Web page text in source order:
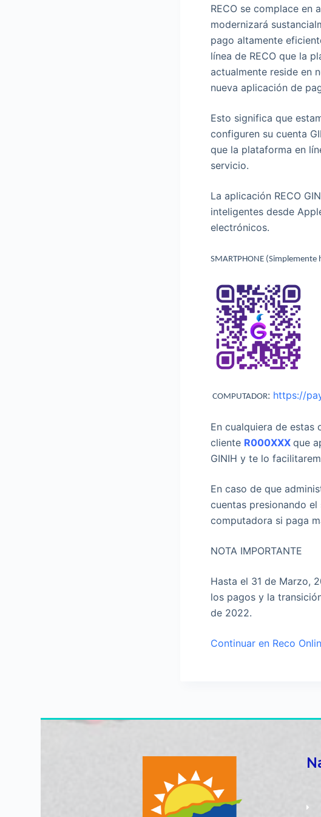
RECO se complace en
modernizará
pago altamente
línea de RECO que la
actualmente reside en
nueva aplicación de
Esto significa que
configuren su cuenta
que la plataforma en
servicio.
La aplicación RECO
inteligentes desde
electrónicos.
SMARTPHONE (Simplemente
COMPUTADOR: https://
En cualquiera de
cliente R000XXX que
GINIH y te lo
En caso de que
cuentas presionando
computadora si paga
NOTA IMPORTANTE
Hasta el 31 de Marzo,
los pagos y la
de 2022.
Continuar en Reco